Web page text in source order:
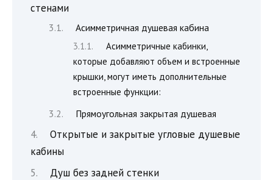
стенами
Асимметричная душевая кабина
Асимметричные кабинки,
которые добавляют объем и встроенные
крышки, могут иметь дополнительные
встроенные функции:
Прямоугольная закрытая душевая
Открытые и закрытые угловые душевые
кабины
Душ без задней стенки